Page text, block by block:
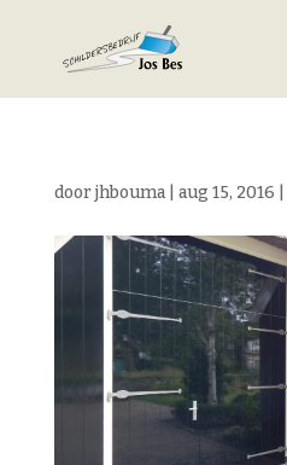
doorjhbouma| aug 15, 2016